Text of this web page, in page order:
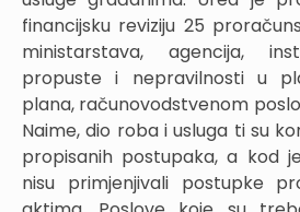
financijsku reviziju 25
ministarstava, agencija,
propuste i nepravilnosti u
plana, računovodstvenom
Naime, dio roba i usluga ti su
propisanih postupaka, a kod
nisu primjenjivali postupke